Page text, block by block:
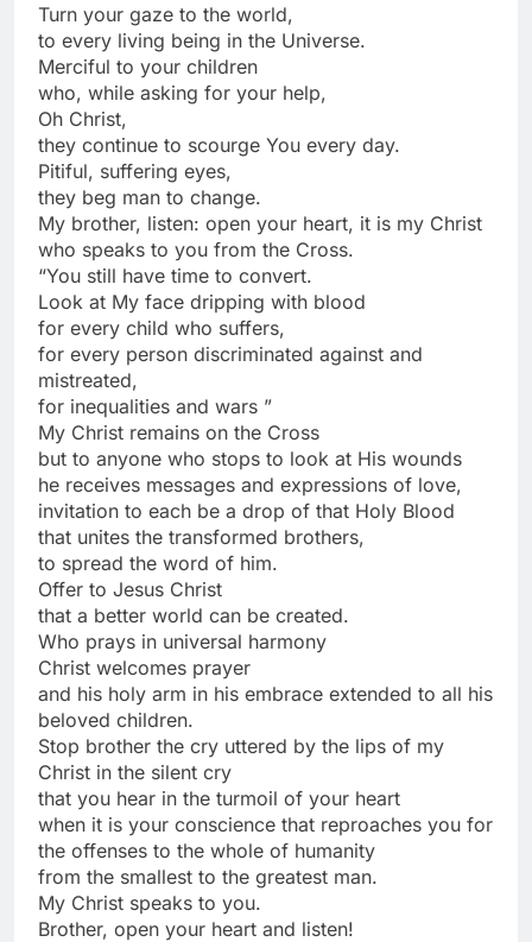
Turn your gaze to the world,
to every living being in the Universe.
Merciful to your children
who, while asking for your help,
Oh Christ,
they continue to scourge You every day.
Pitiful, suffering eyes,
they beg man to change.
My brother, listen: open your heart, it is my Christ
who speaks to you from the Cross.
“You still have time to convert.
Look at My face dripping with blood
for every child who suffers,
for every person discriminated against and
mistreated,
for inequalities and wars ”
My Christ remains on the Cross
but to anyone who stops to look at His wounds
he receives messages and expressions of love,
invitation to each be a drop of that Holy Blood
that unites the transformed brothers,
to spread the word of him.
Offer to Jesus Christ
that a better world can be created.
Who prays in universal harmony
Christ welcomes prayer
and his holy arm in his embrace extended to all his
beloved children.
Stop brother the cry uttered by the lips of my
Christ in the silent cry
that you hear in the turmoil of your heart
when it is your conscience that reproaches you for
the offenses to the whole of humanity
from the smallest to the greatest man.
My Christ speaks to you.
Brother, open your heart and listen!